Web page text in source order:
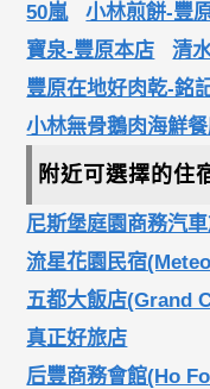
50嵐
小林煎餅-豐
寶泉-豐原本店
清
豐原在地好肉乾-銘
小林無骨鵝肉海鮮
附近可選擇的住
尼斯堡庭園商務汽
流星花園民宿
五都大飯店(Grand
真正好旅店
后豐商務會館(Ho